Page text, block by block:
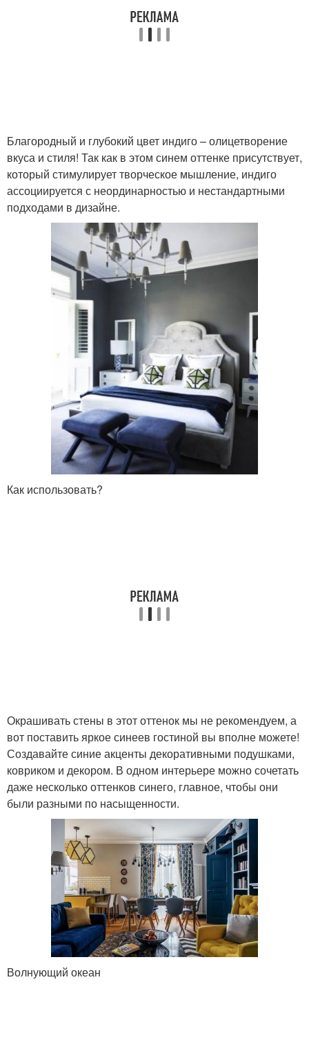
Благородный и глубокий цвет индиго – олицетворение
вкуса и стиля! Так как в этом синем оттенке присутствует,
который стимулирует творческое мышление, индиго
ассоциируется с неординарностью и нестандартными
подходами в дизайне.
Как использовать?
Окрашивать стены в этот оттенок мы не рекомендуем, а
вот поставить яркое синеев гостиной вы вполне можете!
Создавайте синие акценты декоративными подушками,
ковриком и декором. В одном интерьере можно сочетать
даже несколько оттенков синего, главное, чтобы они
были разными по насыщенности.
Волнующий океан